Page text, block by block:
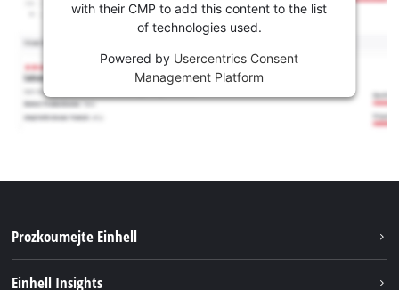
with their CMP to add this content to the list
of technologies used.
Powered by Usercentrics Consent
Management Platform
Prozkoumejte Einhell
Einhell Insights